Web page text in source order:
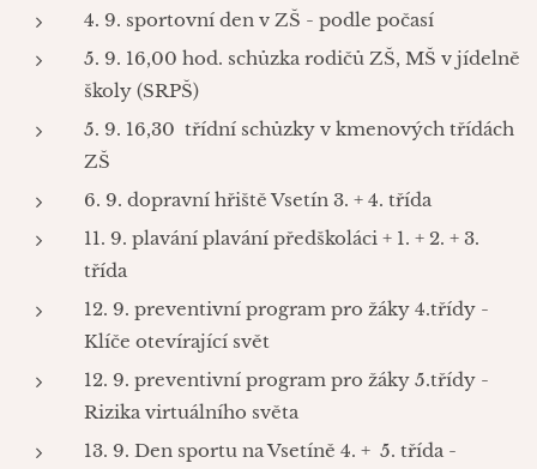
4. 9. sportovní den v ZŠ - podle počasí
5. 9. 16,00 hod. schůzka rodičů ZŠ, MŠ v jídelně
školy (SRPŠ)
5. 9. 16,30 třídní schůzky v kmenových třídách
ZŠ
6. 9. dopravní hřiště Vsetín 3. + 4. třída
11. 9. plavání plavání předškoláci + 1. + 2. + 3.
třída
12. 9. preventivní program pro žáky 4.třídy -
Klíče otevírající svět
12. 9. preventivní program pro žáky 5.třídy -
Rizika virtuálního světa
13. 9. Den sportu na Vsetíně 4. + 5. třída -